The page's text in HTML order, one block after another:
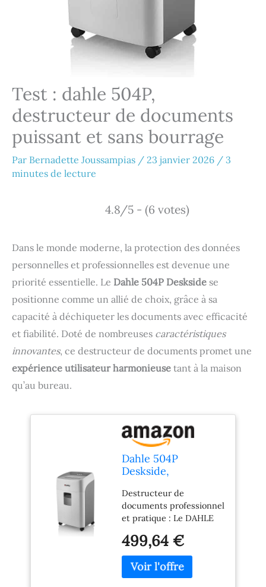
Test : dahle 504P,
destructeur de documents
puissant et sans bourrage
Par Bernadette Joussampias / 23 janvier 2026 / 3
minutes de lecture
4.8/5 - (6 votes)
Dans le monde moderne, la protection des données
personnelles et professionnelles est devenue une
priorité essentielle. Le Dahle 504P Deskside se
positionne comme un allié de choix, grâce à sa
capacité à déchiqueter les documents avec efficacité
et fiabilité. Doté de nombreuses caractéristiques
innovantes, ce destructeur de documents promet une
expérience utilisateur harmonieuse tant à la maison
qu’au bureau.
Dahle 504P
Deskside,
documents P-5 de
grande capacité,
moteur puissant
pour 15 feuilles,
durée de
fonctionnement
prolongée, bac
Destructeur de
documents professionnel
et pratique : Le DAHLE
de détruire efficacement
les documents
directement sur le lieu
de travail. Avec un
499,64 €